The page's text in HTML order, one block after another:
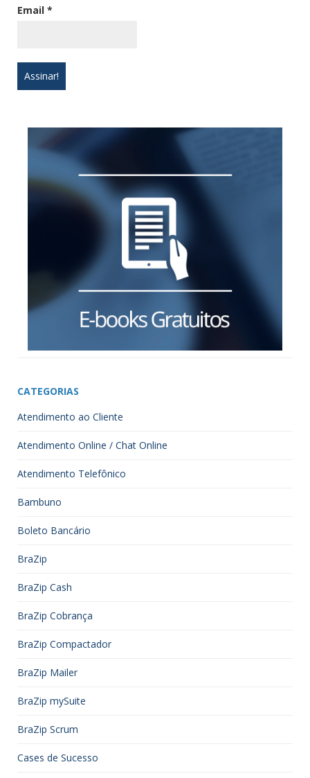
Email *
CATEGORIAS
Atendimento ao Cliente
Atendimento Online / Chat Online
Atendimento Telefônico
Bambuno
Boleto Bancário
BraZip
BraZip Cash
BraZip Cobrança
BraZip Compactador
BraZip Mailer
BraZip mySuite
BraZip Scrum
Cases de Sucesso